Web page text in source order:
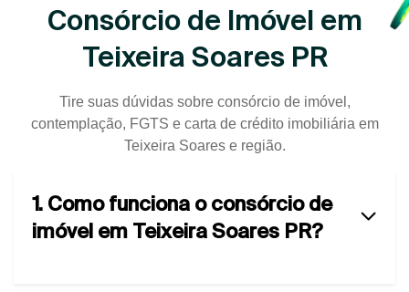
Consórcio de Imóvel em
Teixeira Soares PR
Tire suas dúvidas sobre consórcio de imóvel,
contemplação, FGTS e carta de crédito imobiliária em
Teixeira Soares e região.
1. Como funciona o consórcio de
imóvel em Teixeira Soares PR?